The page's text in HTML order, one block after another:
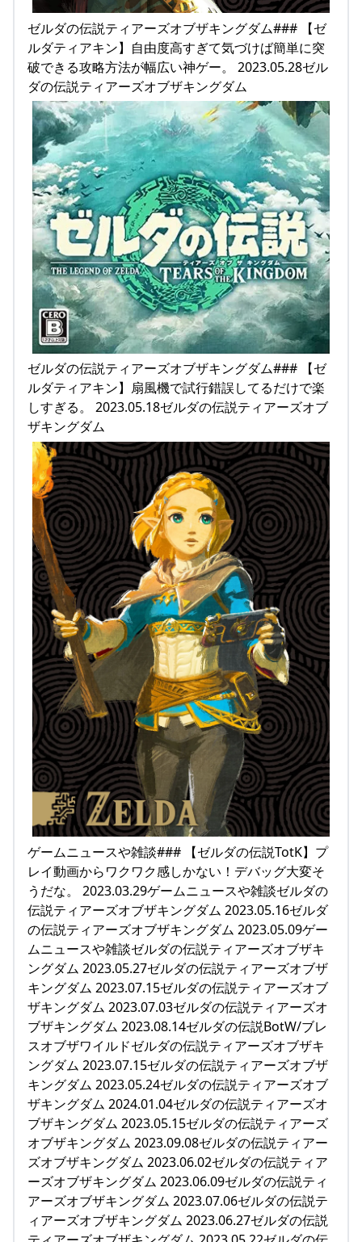
ゼルダの伝説ティアーズオブザキングダム### 【ゼ
ルダティアキン】自由度高すぎて気づけば簡単に突
破できる攻略方法が幅広い神ゲー。 2023.05.28ゼル
ダの伝説ティアーズオブザキングダム
ゼルダの伝説ティアーズオブザキングダム### 【ゼ
ルダティアキン】扇風機で試行錯誤してるだけで楽
しすぎる。 2023.05.18ゼルダの伝説ティアーズオブ
ザキングダム
ゲームニュースや雑談### 【ゼルダの伝説TotK】プ
レイ動画からワクワク感しかない！デバッグ大変そ
うだな。 2023.03.29ゲームニュースや雑談ゼルダの
伝説ティアーズオブザキングダム 2023.05.16ゼルダ
の伝説ティアーズオブザキングダム 2023.05.09ゲー
ムニュースや雑談ゼルダの伝説ティアーズオブザキ
ングダム 2023.05.27ゼルダの伝説ティアーズオブザ
キングダム 2023.07.15ゼルダの伝説ティアーズオブ
ザキングダム 2023.07.03ゼルダの伝説ティアーズオ
ブザキングダム 2023.08.14ゼルダの伝説BotW/ブレ
スオブザワイルドゼルダの伝説ティアーズオブザキ
ングダム 2023.07.15ゼルダの伝説ティアーズオブザ
キングダム 2023.05.24ゼルダの伝説ティアーズオブ
ザキングダム 2024.01.04ゼルダの伝説ティアーズオ
ブザキングダム 2023.05.15ゼルダの伝説ティアーズ
オブザキングダム 2023.09.08ゼルダの伝説ティアー
ズオブザキングダム 2023.06.02ゼルダの伝説ティア
ーズオブザキングダム 2023.06.09ゼルダの伝説ティ
アーズオブザキングダム 2023.07.06ゼルダの伝説テ
ィアーズオブザキングダム 2023.06.27ゼルダの伝説